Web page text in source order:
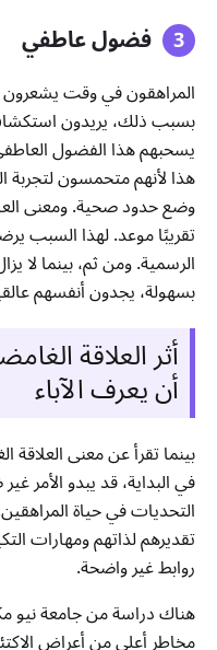
فضول عاطفي
المراهقون في وقت
بسبب ذلك، يريدون
يسحبهم هذا الفضول
هذا لأنهم متحمسون لتجربة
وضع حدود صحية. ومعنى
تقريبًا موعد. لهذا السبب
الرسمية. ومن ثم، بينما لا
بسهولة، يجدون أنفسهم
أثر العلاقة
أن يعرف الآباء
بينما تقرأ عن معنى
في البداية، قد يبدو الأمر
التحديات في حياة
تقديرهم لذاتهم ومهارات
روابط غير واضحة.
هناك دراسة من جامعة نيو
مخاطر أعلى من أعراض